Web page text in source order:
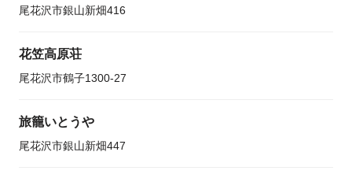
尾花沢市銀山新畑416
花笠高原荘
尾花沢市鶴子1300-27
旅籠いとうや
尾花沢市銀山新畑447